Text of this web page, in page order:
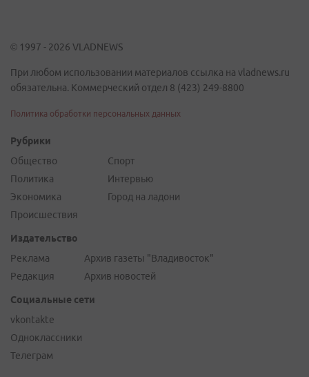
© 1997 - 2026 VLADNEWS
При любом использовании материалов ссылка на vladnews.ru
обязательна. Коммерческий отдел 8 (423) 249-8800
Политика обработки персональных данных
Рубрики
Общество
Политика
Экономика
Происшествия
Спорт
Интервью
Город на ладони
Издательство
Реклама
Редакция
Архив газеты "Владивосток"
Архив новостей
Социальные сети
vkontakte
Одноклассники
Телеграм